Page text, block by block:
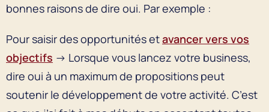
bonnes raisons de dire oui. Par exemple :
Pour saisir des opportunités etavancer vers vos
objectifs → Lorsque vous lancez votre business,
dire oui à un maximum de propositions peut
soutenir le développement de votre activité. C’est